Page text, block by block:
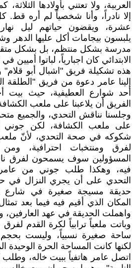
العربية، ولا تعتني بأولادها
إلا نادراً، وأنا شخصياً لم أره قط. كل
عشرة، ويقضون حياتهم ليل
يلبسون بيجامات أكل عليها الدهر
مدرسة بشكل منتظم، بل بشكل
الابتدائي كان اجبارياً، لباتوا أميين
هذه تشكيلة فريق "اشبال أبو
إلينا عامر دعوة من فريق "الطلقة
أحد شوارع العطيفية، حيث بيت
الفريق أن يلاعبنا على ملعب
وجلسنا نناقش التحدي، والجميع
على ملعب الكشافة، لكن جوني
شكوكه في صحة التحدي، لأنّ
لفرق ومنتخبات احترافية،
المسؤولين سوف يسمحون لفرق
فيه، وهكذا طلب جوني من عامر،
التحدي على أن يجري النزال في
حديقة مسيجة صغيرة في شارع
المكان الذي أقيم فيه فيما بعد
واهملت الحديقة في عهد العارفين،
وباتت ملعباً ترابياً لكرة القدم
ساحة صغيرة نسبياً، وليست
لكنها كانت المساحة الحرة الوحيدة
اتصل عامر هاتفياً ببيت خاله،